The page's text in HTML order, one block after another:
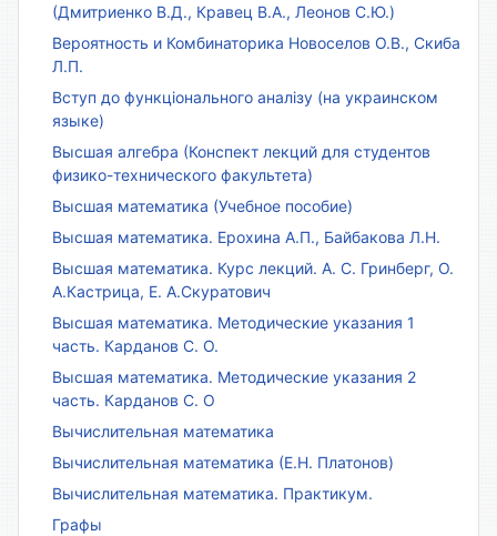
(Дмитриенко В.Д., Кравец В.А., Леонов С.Ю.)
Вероятность и Комбинаторика Новоселов О.В., Скиба
Л.П.
Вступ до функціонального аналізу (на украинском
языке)
Высшая алгебра (Конспект лекций для студентов
физико-технического факультета)
Высшая математика (Учебное пособие)
Высшая математика. Ерохина А.П., Байбакова Л.Н.
Высшая математика. Курс лекций. А. С. Гринберг, О.
А.Кастрица, Е. А.Скуратович
Высшая математика. Методические указания 1
часть. Карданов С. О.
Высшая математика. Методические указания 2
часть. Карданов С. О
Вычислительная математика
Вычислительная математика (Е.Н. Платонов)
Вычислительная математика. Практикум.
Графы